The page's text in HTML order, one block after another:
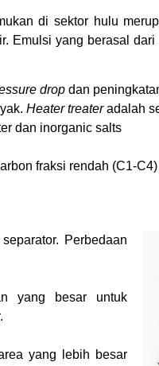
di sektor hulu
Emulsi yang berasal
drop dan
Heater treateradalah
dan inorganic salts
fraksi rendah (C1-
Perbedaan
yang besar untuk
yang lebih besar